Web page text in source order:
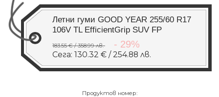
Летни гуми GOOD YEAR 255/60 R17
106V TL EfficientGrip SUV FP
183.55 € / 358.99 лв. - 29%
Сега: 130.32 € / 254.88 лв.
Продуктов номер: